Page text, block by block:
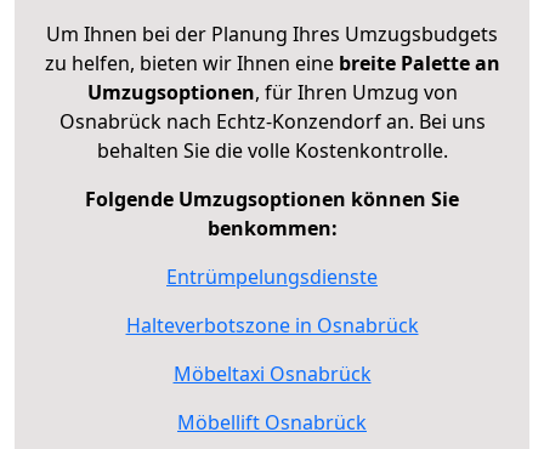
Um Ihnen bei der Planung Ihres Umzugsbudgets
zu helfen, bieten wir Ihnen eine breite Palette an
Umzugsoptionen, für Ihren Umzug von
Osnabrück nach Echtz-Konzendorf an. Bei uns
behalten Sie die volle Kostenkontrolle.
Folgende Umzugsoptionen können Sie
benkommen:
Entrümpelungsdienste
Halteverbotszone in Osnabrück
Möbeltaxi Osnabrück
Möbellift Osnabrück